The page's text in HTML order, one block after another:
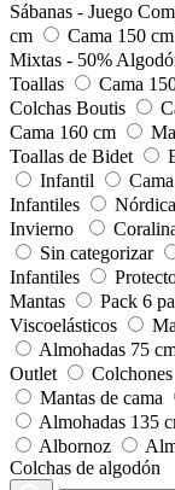
Sábanas - Juego
cm
Cama 150
Mixtas - 50%
Toallas
Cama
Colchas Boutis
Cama 160 cm
Toallas de Bidet
Infantil
Infantiles
Invierno
Sin categorizar
Infantiles
Mantas
Pack 6
Viscoelásticos
Almohadas 75
Outlet
Colchones
Mantas de cama
Almohadas 135
Albornoz
Colchas de algodón